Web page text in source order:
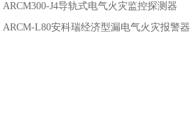
ARCM300-J4导轨式电气火灾监控探测器
ARCM-L80安科瑞经济型漏电气火灾报警器